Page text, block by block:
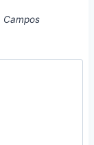
Campos